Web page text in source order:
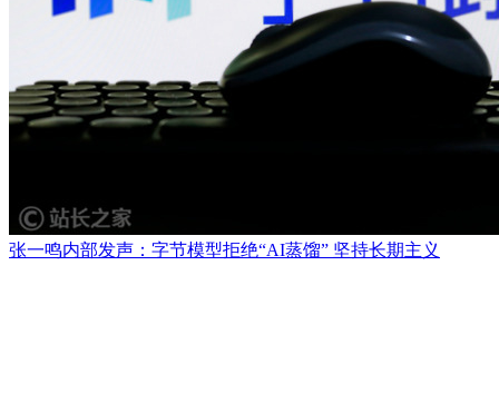
张一鸣内部发声：字节模型拒绝“AI蒸馏” 坚持长期主义